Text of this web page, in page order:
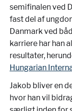
semifinalen ved
fast del af
Danmark ved
karriere har han
resultater,
Hungarian
Jakob bliver en
hvor han vil